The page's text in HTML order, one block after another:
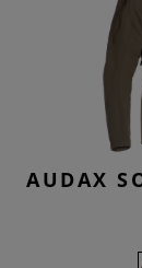
I
AUDAX